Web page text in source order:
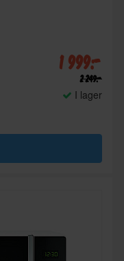
1 999:-
2 249:-
I lager